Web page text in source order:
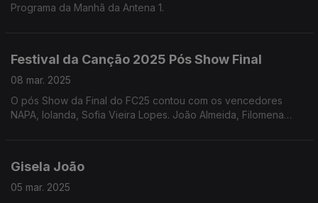
Programa da Manhã da Antena 1.
Festival da Canção 2025 Pós Show Final
08 mar. 2025
O pós Show da Final do FC25 contou com os vencedores
NAPA, Iolanda, Sofia Vieira Lopes. João Almeida, Filomena
Gisela João
05 mar. 2025